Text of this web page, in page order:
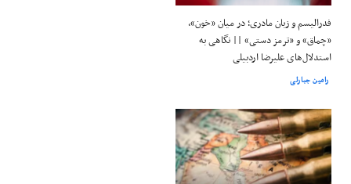
فدرالیسم و زبان مادری؛ در میان «خون»،
«چماق» و «ترمز دستی» || نگاهی به
استدلال‌های علیرضا اردبیلی
رامین جبارلی